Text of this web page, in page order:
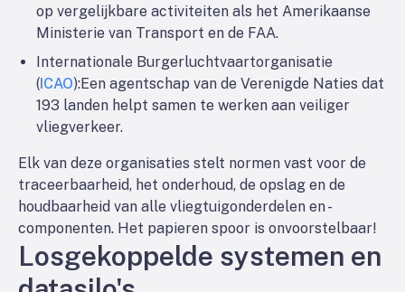
op vergelijkbare activiteiten als het Amerikaanse
Ministerie van Transport en de FAA.
Internationale Burgerluchtvaartorganisatie
( ICAO):Een agentschap van de Verenigde Naties dat
193 landen helpt samen te werken aan veiliger
vliegverkeer.
Elk van deze organisaties stelt normen vast voor de
traceerbaarheid, het onderhoud, de opslag en de
houdbaarheid van alle vliegtuigonderdelen en -
componenten. Het papieren spoor is onvoorstelbaar!
Losgekoppelde systemen en